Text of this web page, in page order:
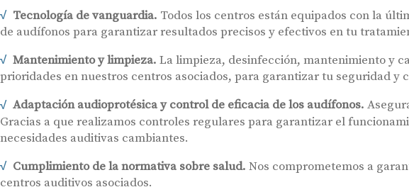
Tecnología de vanguardia. Todos los centros están equipados con la
de audífonos para garantizar resultados precisos y efectivos en tu
Mantenimiento y limpieza. La limpieza, desinfección, mantenimiento y
prioridades en nuestros centros asociados, para garantizar tu seguridad y
Adaptación audioprotésica y control de eficacia de los audífonos.
Gracias a que realizamos controles regulares para garantizar el
necesidades auditivas cambiantes.
Cumplimiento de la normativa sobre salud. Nos comprometemos a
centros auditivos asociados.